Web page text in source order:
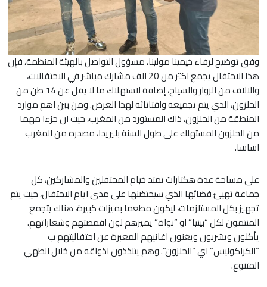
وفق توضيح لرفاء خيمينا مولينا، مسؤول التواصل بالهيئة المنظمة، فإن
هذا الاحتفال يجمع اكثر من 20 الف مشارك مباشر في الاحتفالات،
والالاف من الزوار والسياح، إضافة لاستهلاك ما لا يقل عن 14 طن من
الحلزون، الذي يتم تجميعه واقتانائه لهذا الغرض. ومن بين اهم موارد
المنطقة من الحلزون، ذاك المستورد من المغرب، حيث ان جزءا مهما
من الحلزون المستهلك على طول السنة بليريدا، مصدره من المغرب
اساسا.
على مساحة عدة هكتارات تمتد خيام المحتفلين والمشاركين، كل
جماعة تهيئ فضائها الذي سيحتضنها على مدى ايام الاحتفال، حيث يتم
تجهيز بكل المستلزمات، ليكون مطعما بميزات كبيرة، هناك يتجمع
المنتمون لكل “بينيا” او “نواة” يميزهم لون اقمصتهم وشعاراتهم.
يأكلون ويشربون ويغنون اغانيهم المعبرة عن احتفاليتهم ب
“الكراكوليس” اي “الحلزون”. وهم يتلذذون اذواقه من خلال الطهي
المتنوع.